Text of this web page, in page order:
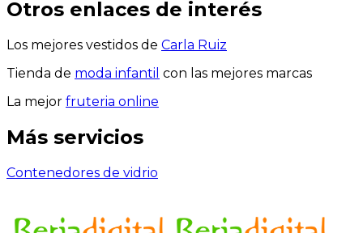
Otros enlaces de interés
Los mejores vestidos de Carla Ruiz
Tienda de moda infantil con las mejores marcas
La mejor fruteria online
Más servicios
Contenedores de vidrio